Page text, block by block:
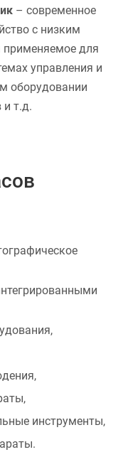
– современное
с низким
применяемое для
управления и
оборудовании
и т.д.
инструменты,